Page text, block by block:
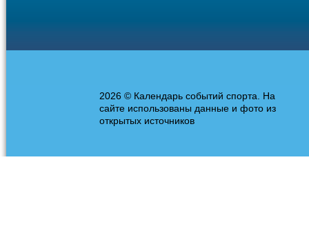
2026 © Календарь событий спорта. На
сайте использованы данные и фото из
открытых источников